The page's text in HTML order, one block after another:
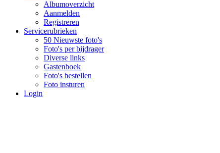
Albumoverzicht
Aanmelden
Registreren
Servicerubrieken
50 Nieuwste foto's
Foto's per bijdrager
Diverse links
Gastenboek
Foto's bestellen
Foto insturen
Login